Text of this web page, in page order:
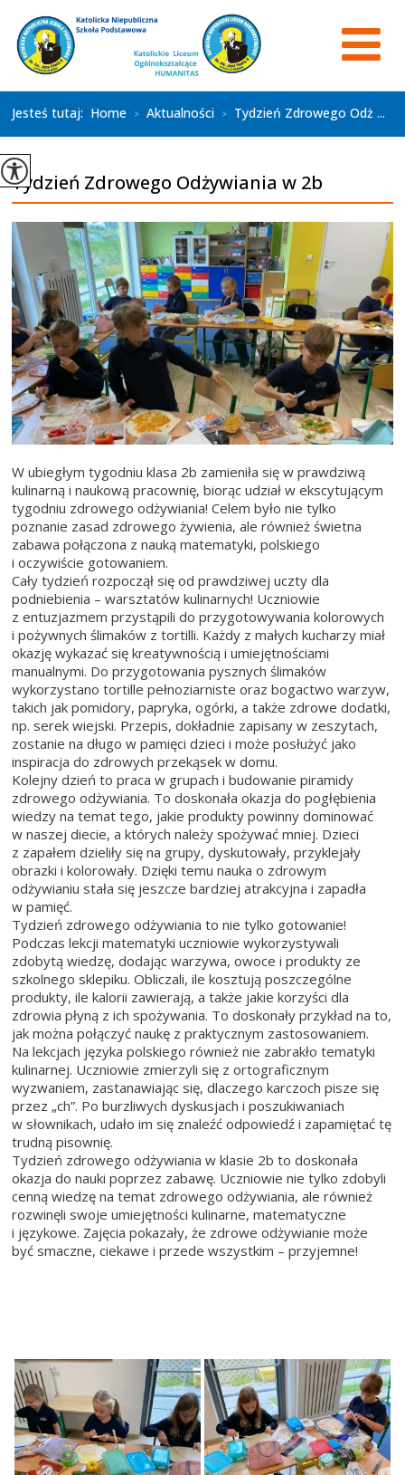
Jesteś tutaj: Home > Aktualności > Tydzień Zdrowego Odż ...
Tydzień Zdrowego Odżywiania w 2b
W ubiegłym tygodniu klasa 2b zamieniła się w prawdziwą
kulinarną i naukową pracownię, biorąc udział w ekscytującym
tygodniu zdrowego odżywiania! Celem było nie tylko
poznanie zasad zdrowego żywienia, ale również świetna
zabawa połączona z nauką matematyki, polskiego
i oczywiście gotowaniem.
Cały tydzień rozpoczął się od prawdziwej uczty dla
podniebienia – warsztatów kulinarnych! Uczniowie
z entuzjazmem przystąpili do przygotowywania kolorowych
i pożywnych ślimaków z tortilli. Każdy z małych kucharzy miał
okazję wykazać się kreatywnością i umiejętnościami
manualnymi. Do przygotowania pysznych ślimaków
wykorzystano tortille pełnoziarniste oraz bogactwo warzyw,
takich jak pomidory, papryka, ogórki, a także zdrowe dodatki,
np. serek wiejski. Przepis, dokładnie zapisany w zeszytach,
zostanie na długo w pamięci dzieci i może posłużyć jako
inspiracja do zdrowych przekąsek w domu.
Kolejny dzień to praca w grupach i budowanie piramidy
zdrowego odżywiania. To doskonała okazja do pogłębienia
wiedzy na temat tego, jakie produkty powinny dominować
w naszej diecie, a których należy spożywać mniej. Dzieci
z zapałem dzieliły się na grupy, dyskutowały, przyklejały
obrazki i kolorowały. Dzięki temu nauka o zdrowym
odżywianiu stała się jeszcze bardziej atrakcyjna i zapadła
w pamięć.
Tydzień zdrowego odżywiania to nie tylko gotowanie!
Podczas lekcji matematyki uczniowie wykorzystywali
zdobytą wiedzę, dodając warzywa, owoce i produkty ze
szkolnego sklepiku. Obliczali, ile kosztują poszczególne
produkty, ile kalorii zawierają, a także jakie korzyści dla
zdrowia płyną z ich spożywania. To doskonały przykład na to,
jak można połączyć naukę z praktycznym zastosowaniem.
Na lekcjach języka polskiego również nie zabrakło tematyki
kulinarnej. Uczniowie zmierzyli się z ortograficznym
wyzwaniem, zastanawiając się, dlaczego karczoch pisze się
przez „ch”. Po burzliwych dyskusjach i poszukiwaniach
w słownikach, udało im się znaleźć odpowiedź i zapamiętać tę
trudną pisownię.
Tydzień zdrowego odżywiania w klasie 2b to doskonała
okazja do nauki poprzez zabawę. Uczniowie nie tylko zdobyli
cenną wiedzę na temat zdrowego odżywiania, ale również
rozwinęli swoje umiejętności kulinarne, matematyczne
i językowe. Zajęcia pokazały, że zdrowe odżywianie może
być smaczne, ciekawe i przede wszystkim – przyjemne!